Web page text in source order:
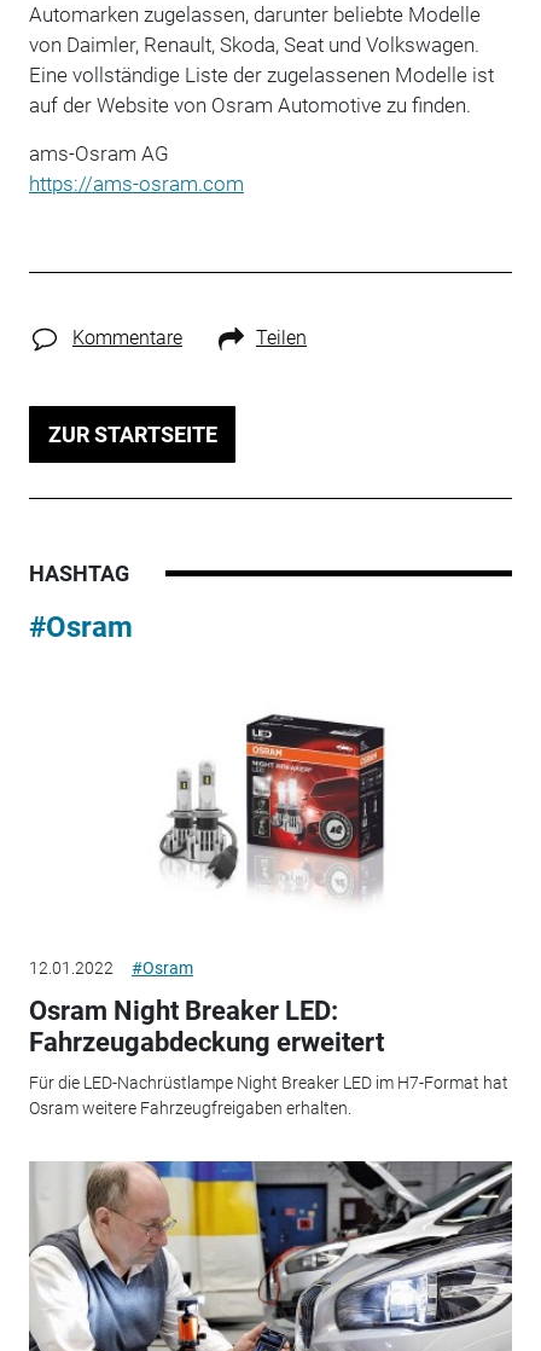
Automarken zugelassen, darunter beliebte Modelle
von Daimler, Renault, Skoda, Seat und Volkswagen.
Eine vollständige Liste der zugelassenen Modelle ist
auf der Website von Osram Automotive zu finden.
ams-Osram AG
https://ams-osram.com
Kommentare Teilen
ZUR STARTSEITE
HASHTAG
#Osram
12.01.2022 #Osram
Osram Night Breaker LED:
Fahrzeugabdeckung erweitert
Für die LED-Nachrüstlampe Night Breaker LED im H7-Format hat
Osram weitere Fahrzeugfreigaben erhalten.